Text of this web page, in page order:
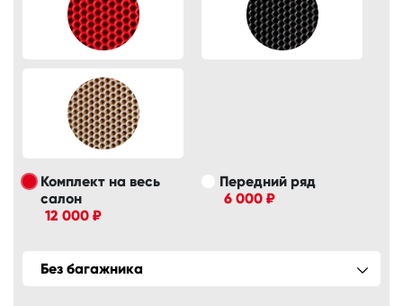
Комплект на весь
салон
12 000 ₽
Передний ряд
6 000 ₽
Без багажника